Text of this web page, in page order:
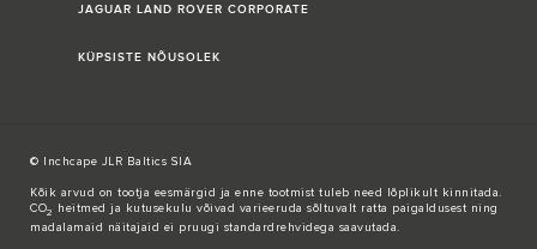
JAGUAR LAND ROVER CORPORATE
KÜPSISTE NÕUSOLEK
© Inchcape JLR Baltics SIA
Kõik arvud on tootja eesmärgid ja enne tootmist tuleb need lõplikult kinnitada.
CO2
heitmed ja kutusekulu võivad varieeruda sõltuvalt ratta paigaldusest ning
madalamaid näitajaid ei pruugi standardrehvidega saavutada.